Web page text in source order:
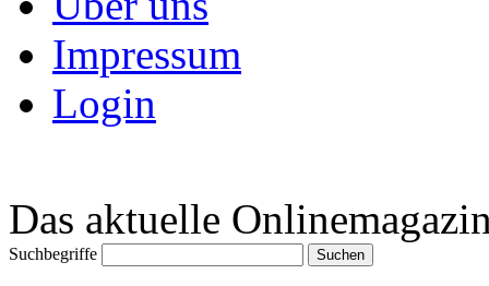
Impressum
Login
Das aktuelle
Suchbegriffe